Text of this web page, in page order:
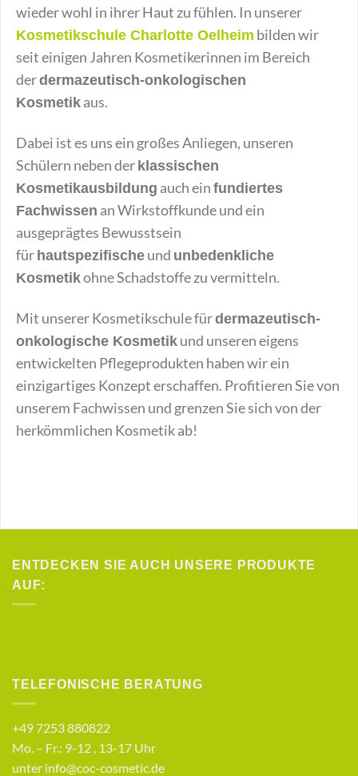
wieder wohl in ihrer Haut zu fühlen. In unserer
Kosmetikschule Charlotte Oelheim bilden wir
seit einigen Jahren Kosmetikerinnen im Bereich
derdermazeutisch-onkologischen
Kosmetik aus.
Dabei ist es uns ein großes Anliegen, unseren
Schülern neben der klassischen
Kosmetikausbildung auch ein fundiertes
Fachwissen an Wirkstoffkunde und ein
ausgeprägtes Bewusstsein
für hautspezifische und unbedenkliche
Kosmetikohne Schadstoffe zu vermitteln.
Mit unserer Kosmetikschule fürdermazeutisch-
onkologische Kosmetik und unseren eigens
entwickelten Pflegeprodukten haben wir ein
einzigartiges Konzept erschaffen. Profitieren Sie von
unserem Fachwissen und grenzen Sie sich von der
herkömmlichen Kosmetik ab!
ENTDECKEN SIE AUCH UNSERE PRODUKTE
AUF:
TELEFONISCHE BERATUNG
+49 7253 880822
Mo. – Fr.: 9-12 , 13-17 Uhr
unter info@coc-cosmetic.de